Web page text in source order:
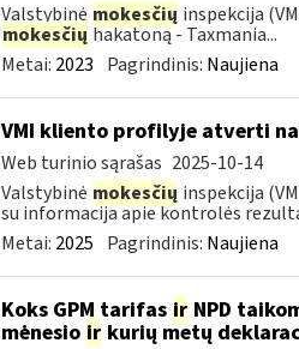
Valstybinė mokesčių inspekcija
mokesčių hakatoną - Taxmania...
Metai: 2023 Pagrindinis: Naujiena
VMI kliento profilyje atverti
Web turinio sąrašas 2025-10-14
Valstybinė mokesčių inspekcija
su informacija apie kontrolės
Metai: 2025 Pagrindinis: Naujiena
Koks GPM tarifas irNPD
mėnesio irkurių metų